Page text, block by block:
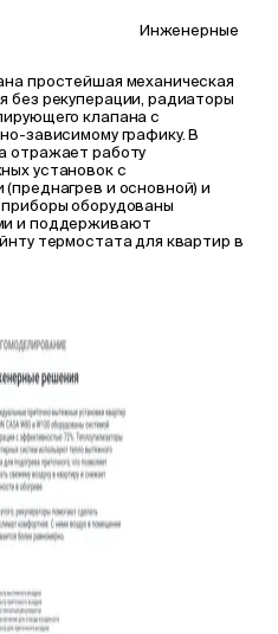
Инженерные
простейшая механическая
без рекуперации, радиаторы
клапана с
зависимому графику. В
отражает работу
установок с
и основной) и
оборудованы
и поддерживают
термостата для квартир в